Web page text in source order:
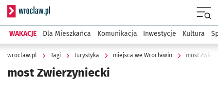
Serwis informacyjny wroclaw.pl
WAKACJE Dla Mieszkańca Komunikacja Inwestycje Kultura
wroclaw.pl Tagi turystyka miejsca we Wrocławiu most
most Zwierzyniecki